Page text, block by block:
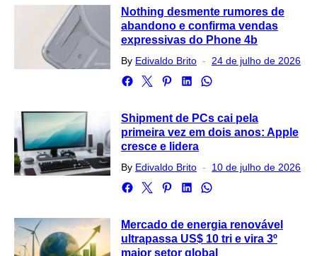
Nothing desmente rumores de
abandono e confirma vendas
expressivas do Phone 4b
By Edivaldo Brito
Posted
24 de julho de 2026
Shipment de PCs cai pela
primeira vez em dois anos: Apple
cresce e lidera
By Edivaldo Brito
Posted
10 de julho de 2026
Mercado de energia renovável
ultrapassa US$ 10 tri e vira 3º
maior setor global